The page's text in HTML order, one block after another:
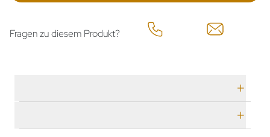
Fragen zu diesem Produkt?